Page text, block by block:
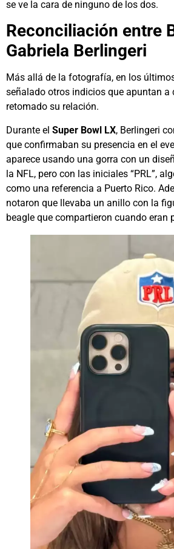
se ve la cara de ninguno de los dos.
Reconciliación entre
Gabriela Berlingeri
Más allá de la fotografía, en los
señalado otros indicios que apuntan a
retomado su relación.
Durante el Super Bowl LX, Berlingeri
que confirmaban su presencia en el
aparece usando una gorra con un
la NFL, pero con las iniciales “PRL”,
como una referencia a Puerto Rico.
notaron que llevaba un anillo con la
beagle que compartieron cuando eran